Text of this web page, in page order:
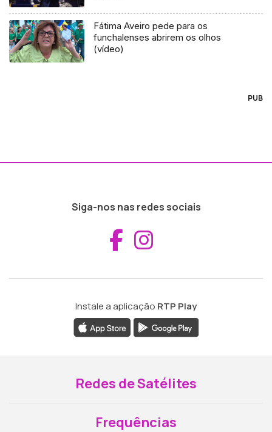
Fátima Aveiro pede para os
funchalenses abrirem os olhos
(vídeo)
PUB
Siga-nos nas redes sociais
Aceder ao
Instale a aplicação RTP Play
Redes de Satélites
Frequências